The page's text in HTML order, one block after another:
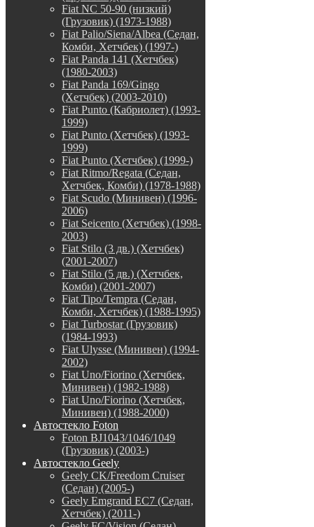
Fiat NC 50-90 (низкий)
(Грузовик) (1973-1988)
Fiat Palio/Siena/Albea (Седан,
Комби, Хетчбек) (1997-)
Fiat Panda 141 (Хетчбек)
(1980-2003)
Fiat Panda 169/Gingo
(Хетчбек) (2003-2010)
Fiat Punto (Кабриолет) (1993-
1999)
Fiat Punto (Хетчбек) (1993-
1999)
Fiat Punto (Хетчбек) (1999-)
Fiat Ritmo/Regata (Седан,
Хетчбек, Комби) (1978-1988)
Fiat Scudo (Минивен) (1996-
2006)
Fiat Seicento (Хетчбек) (1998-
2003)
Fiat Stilo (3 дв.) (Хетчбек)
(2001-2007)
Fiat Stilo (5 дв.) (Хетчбек,
Комби) (2001-2007)
Fiat Tipo/Tempra (Седан,
Комби, Хетчбек) (1988-1995)
Fiat Turbostar (Грузовик)
(1984-1993)
Fiat Ulysse (Минивен) (1994-
2002)
Fiat Uno/Fiorino (Хетчбек,
Минивен) (1982-1988)
Fiat Uno/Fiorino (Хетчбек,
Минивен) (1988-2000)
Автостекло Foton
Foton BJ1043/1046/1049
(Грузовик) (2003-)
Автостекло Geely
Geely CK/Freedom Cruiser
(Седан) (2005-)
Geely Emgrand EC7 (Седан,
Хетчбек) (2011-)